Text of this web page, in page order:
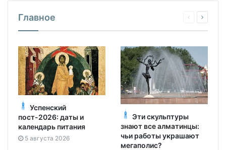
Главное
Успенский
пост-2026: даты и
календарь питания
5 августа 2026
Эти скульптуры
знают все алматинцы:
чьи работы украшают
мегаполис?